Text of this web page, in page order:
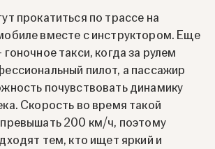
прокатиться по трассе на
вместе с инструктором. Еще
такси, когда за рулем
пилот, а пассажир
почувствовать динамику
Скорость во время такой
200 км/ч, поэтому
тем, кто ищет яркий и